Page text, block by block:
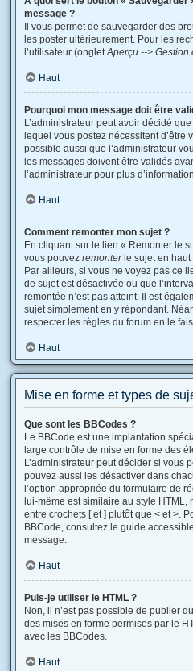
message ?
Il vous permet de sauvegarder des
les poster ultérieurement. Pour les
l’utilisateur (ongletAperçu --> Gestion
Haut
Pourquoi mon message doit être
L’administrateur peut avoir décidé
lequel vous postez nécessitent d’être
possible aussi que l’administrateur
les messages doivent être validés
l’administrateur pour plus
Haut
Comment remonter mon sujet ?
En cliquant sur le lien « Remonter le
vous pouvez remonterle sujet en haut
Par ailleurs, si vous ne voyez pas ce
de sujet est désactivée ou que
remontée n’est pas atteint. Il est
sujet simplement en y répondant.
respecter les règles du forum en le
Haut
Mise en forme et types de
Que sont les BBCodes ?
Le BBCode est une implantation
large contrôle de mise en forme des
L’administrateur peut décider si vous
pouvez aussi les désactiver dans
l’option appropriée du formulaire de
lui-même est similaire au style
entre crochets [ et ] plutôt que < et >.
BBCode, consultez le guide
message.
Haut
Puis-je utiliser le HTML ?
Non, il n’est pas possible de publier
des mises en forme permises par le
avec les BBCodes.
Haut